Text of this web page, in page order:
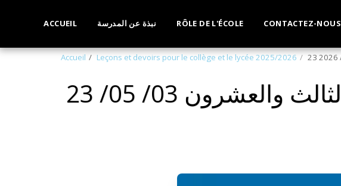
ACCUEIL نبذة عن المدرسة RÔLE DE L'ÉCOLE CONTACTEZ-NOUS
Accueil Leçons et devoirs pour le collège et le lycée 2025/2026
23 مراجعة عامةللصف الثاني ثانوي الاسبوع الثالث والعشرون 03/ 05/